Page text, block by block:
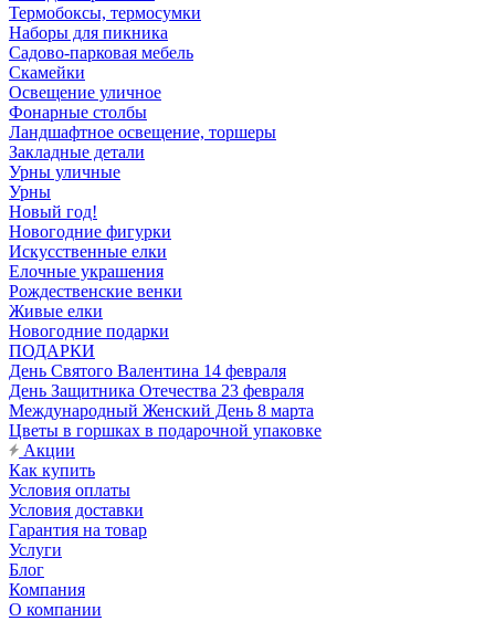
Термобоксы, термосумки
Наборы для пикника
Садово-парковая мебель
Скамейки
Освещение уличное
Фонарные столбы
Ландшафтное освещение, торшеры
Закладные детали
Урны уличные
Урны
Новый год!
Новогодние фигурки
Искусственные елки
Елочные украшения
Рождественские венки
Живые елки
Новогодние подарки
ПОДАРКИ
День Святого Валентина 14 февраля
День Защитника Отечества 23 февраля
Международный Женский День 8 марта
Цветы в горшках в подарочной упаковке
Акции
Как купить
Условия оплаты
Условия доставки
Гарантия на товар
Услуги
Блог
Компания
О компании